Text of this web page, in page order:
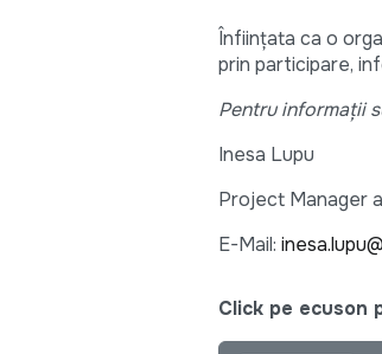
Înființata ca o
prin participare,
Pentru informații
Inesa Lupu
Project Manager
E-Mail:
Click pe ecuson